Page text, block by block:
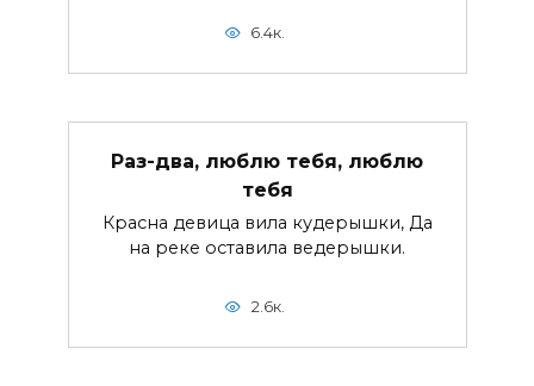
6.4к.
Раз-два, люблю тебя, люблю
тебя
Красна девица вила кудерышки, Да
на реке оставила ведерышки.
2.6к.